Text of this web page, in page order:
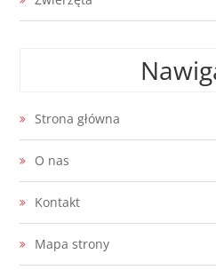
Strona główna
O nas
Kontakt
Mapa strony